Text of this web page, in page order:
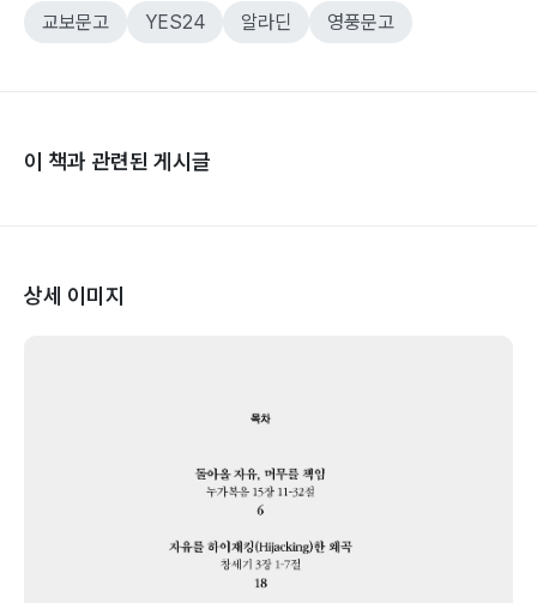
교보문고 YES24 알라딘 영풍문고
이 책과 관련된 게시글
상세 이미지